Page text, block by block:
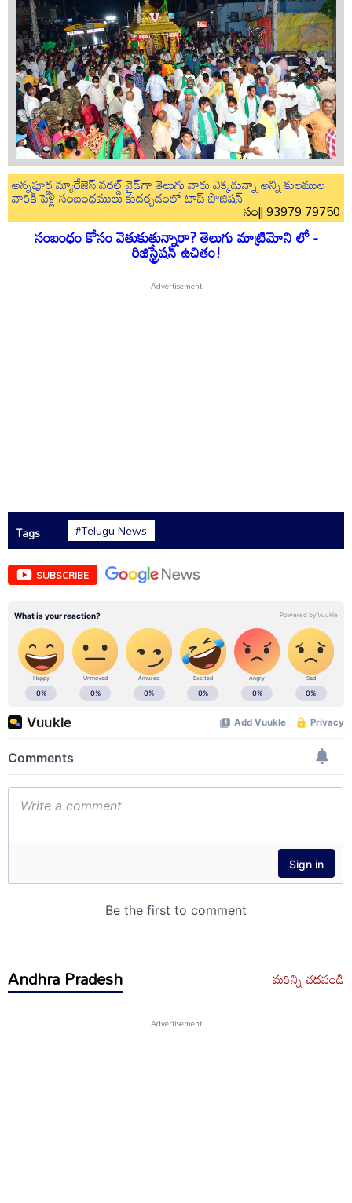
అన్నపూర్ణ మ్యారేజెస్ వరల్డ్ వైడ్‌గా తెలుగు వారు ఎక్కడున్నా అన్ని కులముల
వారికి పెళ్లి సంబంధములు కుదర్చడంలో టాప్ పొజిషన్
సం|| 93979 79750
సంబంధం కోసం వెతుకుతున్నారా? తెలుగు మాట్రిమోని లో -
రిజిస్ట్రేషన్ ఉచితం!
Tags #Telugu News
SUBSCRIBE
Andhra Pradesh మరిన్ని చదవండి